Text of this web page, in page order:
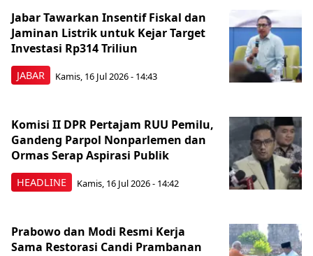
JABAR
Jabar Tawarkan Insentif Fiskal dan
Jaminan Listrik untuk Kejar Target
Investasi Rp314 Triliun
Kamis, 16 Jul 2026 - 14:43
HEADLINE
Komisi II DPR Pertajam RUU Pemilu,
Gandeng Parpol Nonparlemen dan
Ormas Serap Aspirasi Publik
Kamis, 16 Jul 2026 - 14:42
Prabowo dan Modi Resmi Kerja
Sama Restorasi Candi Prambanan